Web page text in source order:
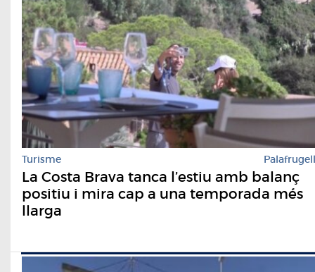
Turisme Palafrugell
La Costa Brava tanca l’estiu amb balanç
positiu i mira cap a una temporada més
llarga